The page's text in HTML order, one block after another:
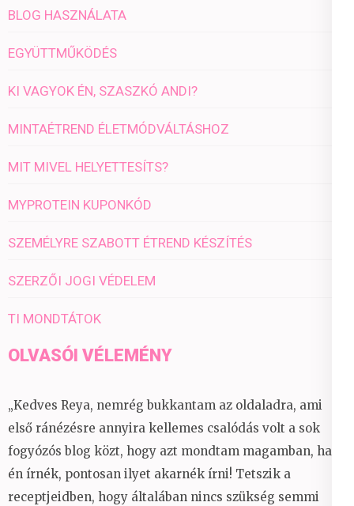
BLOG HASZNÁLATA
EGYÜTTMŰKÖDÉS
KI VAGYOK ÉN, SZASZKÓ ANDI?
MINTAÉTREND ÉLETMÓDVÁLTÁSHOZ
MIT MIVEL HELYETTESÍTS?
MYPROTEIN KUPONKÓD
SZEMÉLYRE SZABOTT ÉTREND KÉSZÍTÉS
SZERZŐI JOGI VÉDELEM
TI MONDTÁTOK
OLVASÓI VÉLEMÉNY
„Kedves Reya, nemrég bukkantam az oldaladra, ami
első ránézésre annyira kellemes csalódás volt a sok
fogyózós blog közt, hogy azt mondtam magamban, ha
én írnék, pontosan ilyet akarnék írni! Tetszik a
receptjeidben, hogy általában nincs szükség semmi